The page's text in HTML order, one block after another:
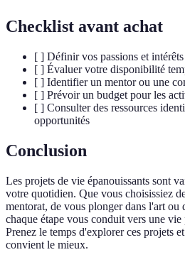
Checklist avant achat
[ ] Définir vos passions et intérêts
[ ] Évaluer votre disponibilité
[ ] Identifier un mentor ou une
[ ] Prévoir un budget pour les
[ ] Consulter des ressources
opportunités
Conclusion
Les projets de vie épanouissants sont
votre quotidien. Que vous choisissiez
mentorat, de vous plonger dans l'art ou
chaque étape vous conduit vers une
Prenez le temps d'explorer ces projets
convient le mieux.